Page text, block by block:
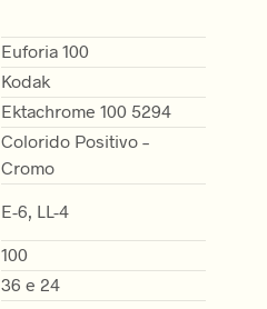
Euforia 100
Kodak
Ektachrome 100 5294
Colorido Positivo –
Cromo
E-6, LL-4
100
36 e 24